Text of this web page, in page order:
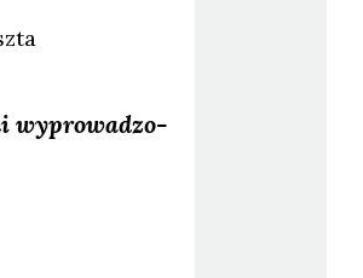
wypro­wa­dzo­